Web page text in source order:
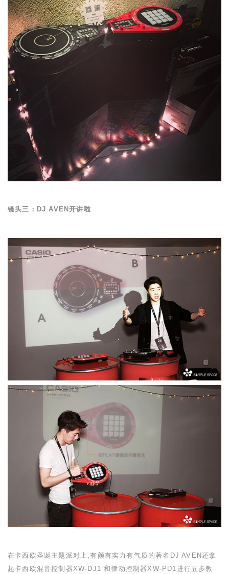
镜头三： DJ AVEN开讲啦
在卡西欧圣诞主题派对上,有颜有实力有气质的著名 DJ AVEN还拿
起卡西欧混音控制器XW-DJ1和律动控制器XW-PD1进行五步教